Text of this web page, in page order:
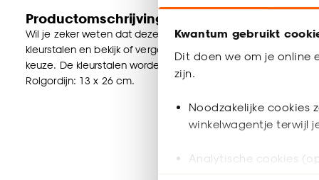
Kwantum gebruikt
Dit doen we om je online
zijn.
Noodzakelijke cookies
winkelwagentje terwijl
Analytische cookies
Productomschrijving
Wil je zeker weten dat deze raamdecoratie bij de rest van
kleurstalen en bekijk of vergelijk eenvoudig welke
keuze. De kleurstalen worden binnen 2 à 3 werkdagen
Rolgordijn: 13 x 26 cm.